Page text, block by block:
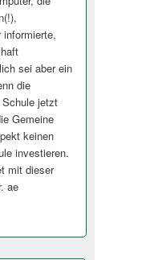
informierte,
sei aber ein
die
Schule jetzt
Gemeine
keinen
investieren.
mit dieser
ae